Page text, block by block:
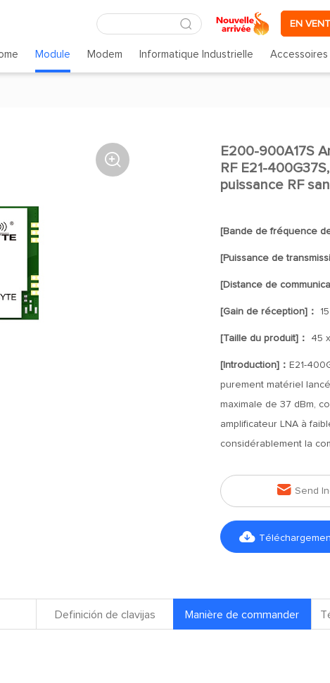
EN
Module Modem Informatique Industrielle Accessoires

E200-900A17S
RF E21-
puissance RF
[Bande de fréquence
[Puissance de
[Distance de
[Gain de réception]：
[Taille du produit]： 45
[Introduction]： E21-
purement matériel
maximale de 37 dBm,
amplificateur LNA à
considérablement la
 Send

Definición de clavijas Manière de commander